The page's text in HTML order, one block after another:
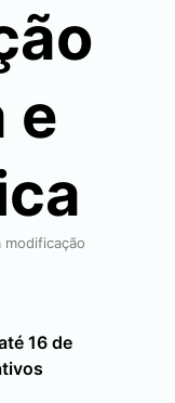
e
modificação
16 de